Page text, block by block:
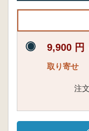
9,900 円
取り寄せ
注